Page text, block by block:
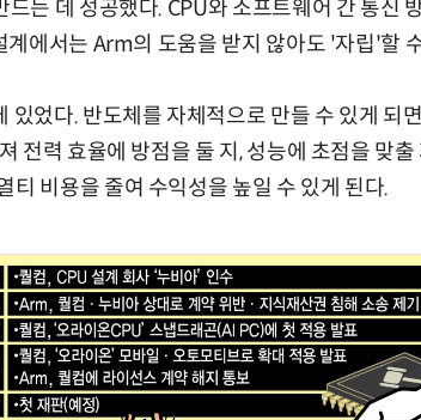
는 데 성공했다. CPU와 소프트웨어 간 통신
에서는 Arm의 도움을 받지 않아도 '자립'할
있었다. 반도체를 자체적으로 만들 수 있게 되
전력 효율에 방점을 둘 지, 성능에 초점을 맞
비용을 줄여 수익성을 높일 수 있게 된다.